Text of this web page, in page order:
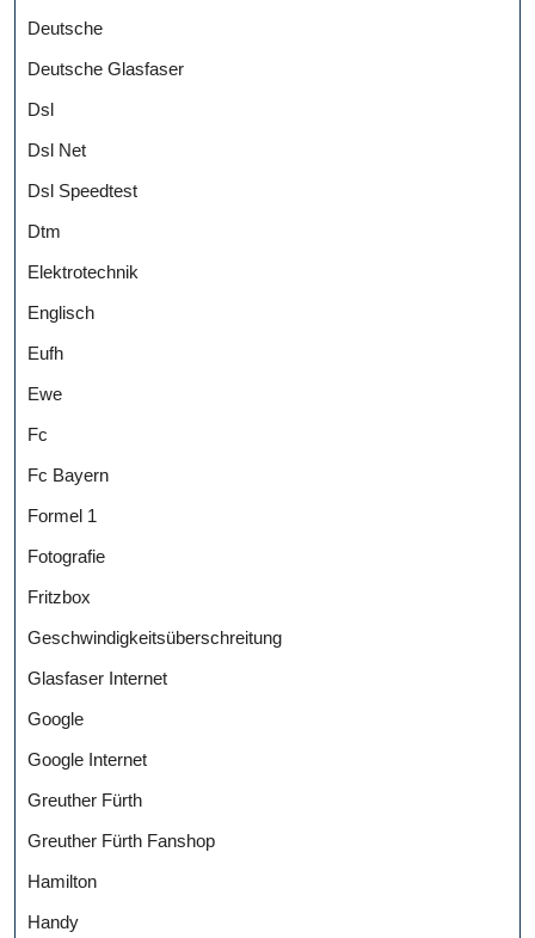
Deutsche
Deutsche Glasfaser
Dsl
Dsl Net
Dsl Speedtest
Dtm
Elektrotechnik
Englisch
Eufh
Ewe
Fc
Fc Bayern
Formel 1
Fotografie
Fritzbox
Geschwindigkeitsüberschreitung
Glasfaser Internet
Google
Google Internet
Greuther Fürth
Greuther Fürth Fanshop
Hamilton
Handy